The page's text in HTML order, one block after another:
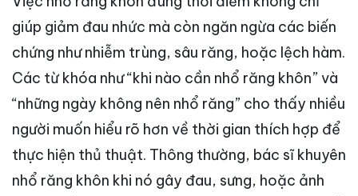
giúp giảm đau nhức mà còn ngăn ngừa các biến
chứng như nhiễm trùng, sâu răng, hoặc lệch hàm.
Các từ khóa như “khi nào cần nhổ răng khôn” và
“những ngày không nên nhổ răng” cho thấy nhiều
người muốn hiểu rõ hơn về thời gian thích hợp để
thực hiện thủ thuật. Thông thường, bác sĩ khuyên
nhổ răng khôn khi nó gây đau, sưng, hoặc ảnh